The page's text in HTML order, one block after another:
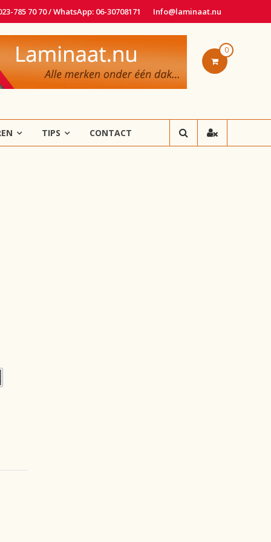
785 70 70 / WhatsApp: 06-30708171 Info@laminaat.nu
0
TIPS CONTACT